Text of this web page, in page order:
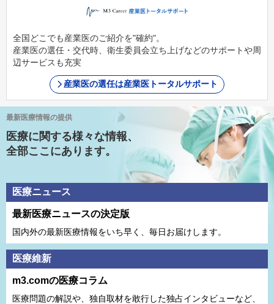
全国どこでも産業医のご紹介を"確約"。
産業医の選任・交代時、衛生委員会立ち上げなどのサポートや周
辺サービスも充実
産業医の選任は産業医トータルサポート
最新医療情報の提供
医療に関する様々な情報、
全部ここにあります。
医療ニュース
最新医療ニュースの決定版
国内外の最新医療情報をいち早く、毎日お届けします。
医療維新
m3.comの医療コラム
医療問題の解説や、独⾃取材を敢⾏した独占インタビューなど、